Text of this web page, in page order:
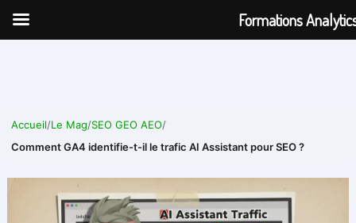
Aller
Accueil/Le Mag/SEO GEO AEO/
Comment GA4 identifie-t-il le trafic AI Assistant pour SEO ?
Formations